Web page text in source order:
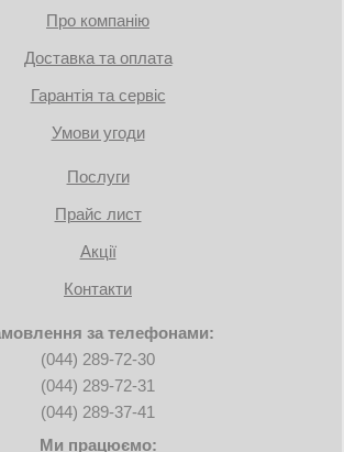
Про компанію
Доставка та оплата
Гарантія та сервіс
Умови угоди
Послуги
Прайс лист
Акції
Контакти
за телефонами:
(044) 289-72-30
(044) 289-72-31
(044) 289-37-41
Ми працюємо: